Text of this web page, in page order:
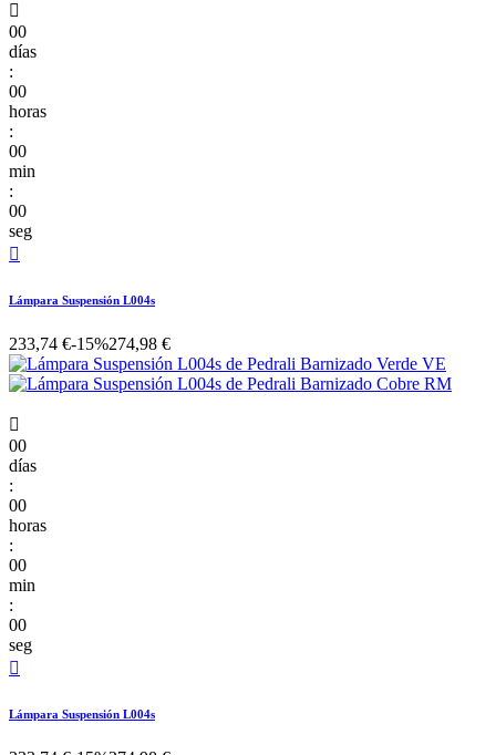

00
días
:
00
horas
:
00
min
:
00
seg

Lámpara Suspensión L004s
233,74 €-15%274,98 €

00
días
:
00
horas
:
00
min
:
00
seg

Lámpara Suspensión L004s